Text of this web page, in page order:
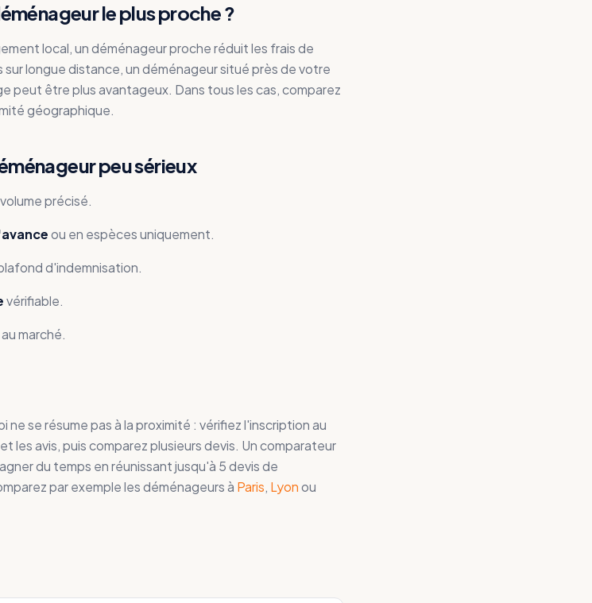
le plus proche ?
local, un déménageur proche réduit les frais de
longue distance, un déménageur situé près de votre
peut être plus avantageux. Dans tous les cas, comparez
géographique.
peu sérieux
précisé.
ou en espèces uniquement.
d'indemnisation.
vérifiable.
marché.
ne se résume pas à la proximité : vérifiez l'inscription au
les avis, puis comparez plusieurs devis. Un comparateur
du temps en réunissant jusqu'à 5 devis de
par exemple les déménageurs à Paris, Lyonou